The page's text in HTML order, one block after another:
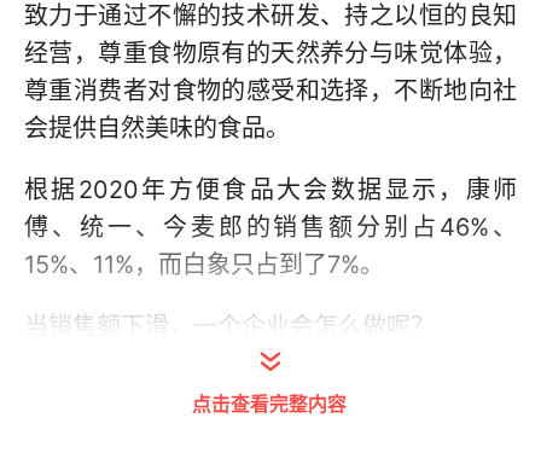
致力于通过不懈的技术研发、持之以恒的良知
经营，尊重食物原有的天然养分与味觉体验，
尊重消费者对食物的感受和选择，不断地向社
会提供自然美味的食品。
根据2020年方便食品大会数据显示，康师
傅、统一、今麦郎的销售额分别占46%、
15%、11%，而白象只占到了7%。
当销售额下滑，一个企业会怎么做呢？
降薪？裁员？还是使劲地压榨员工的剩余价
点击查看完整内容